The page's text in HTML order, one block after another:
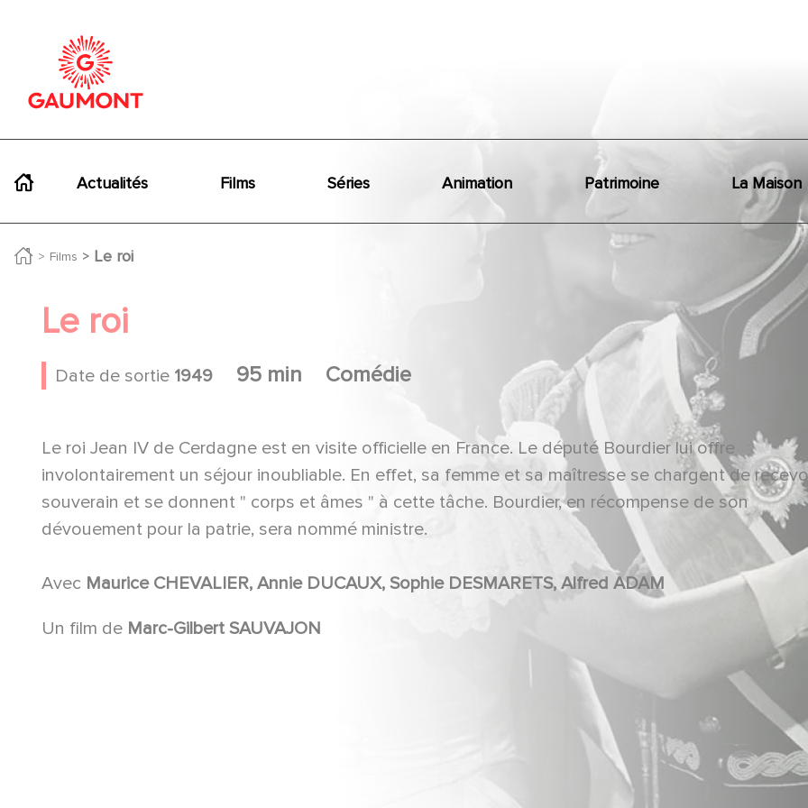
Actualités Films Séries Animation Patrimoine La Maison
Films Le roi
Le roi
Date de sortie 1949 95 min Comédie
Le roi Jean IV de Cerdagne est en visite officielle en France. Le député Bourdier lui offre
involontairement un séjour inoubliable. En effet, sa femme et sa maîtresse se chargent de
souverain et se donnent " corps et âmes " à cette tâche. Bourdier, en récompense de son
dévouement pour la patrie, sera nommé ministre.
Avec Maurice CHEVALIER, Annie DUCAUX, Sophie DESMARETS, Alfred ADAM
Un film de Marc-Gilbert SAUVAJON